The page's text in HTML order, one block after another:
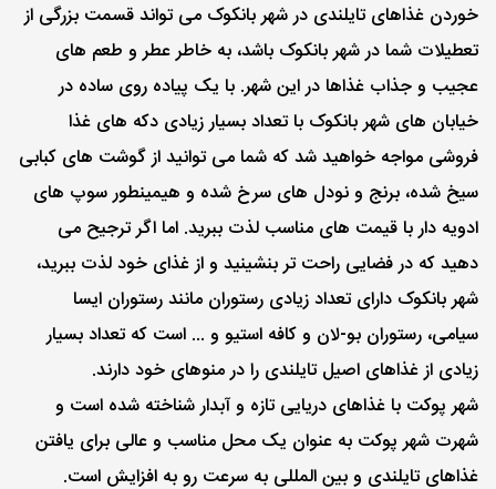
خوردن غذاهای تایلندی در شهر بانکوک می تواند قسمت بزرگی از
تعطیلات شما در شهر بانکوک باشد، به خاطر عطر و طعم های
عجیب و جذاب غذاها در این شهر. با یک پیاده روی ساده در
خیابان های شهر بانکوک با تعداد بسیار زیادی دکه های غذا
فروشی مواجه خواهید شد که شما می توانید از گوشت های کبابی
سیخ شده، برنج و نودل های سرخ شده و هیمینطور سوپ های
ادویه دار با قیمت های مناسب لذت ببرید. اما اگر ترجیح می
دهید که در فضایی راحت تر بنشینید و از غذای خود لذت ببرید،
شهر بانکوک دارای تعداد زیادی رستوران مانند رستوران ایسا
سیامی، رستوران بو-لان و کافه استیو و ... است که تعداد بسیار
زیادی از غذاهای اصیل تایلندی را در منوهای خود دارند.
شهر پوکت با غذاهای دریایی تازه و آبدار شناخته شده است و
شهرت شهر پوکت به عنوان یک محل مناسب و عالی برای یافتن
غذاهای تایلندی و بین المللی به سرعت رو به افزایش است.